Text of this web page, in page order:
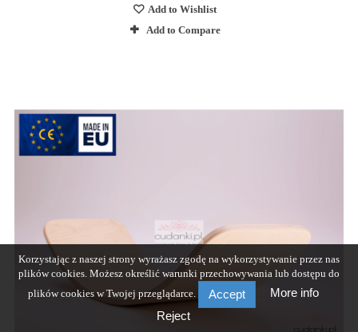
Add to Wishlist
Add to Compare
Korzystając z naszej strony wyrażasz zgodę na wykorzystywanie przez nas
plików cookies. Możesz określić warunki przechowywania lub dostępu do
plików cookies w Twojej przeglądarce.
Accept
More info
Reject